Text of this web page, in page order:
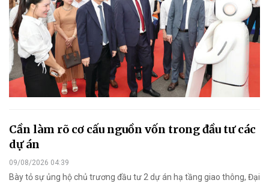
Cần làm rõ cơ cấu nguồn vốn trong đầu tư các
dự án
09/08/2026 04:39
Bày tỏ sự ủng hộ chủ trương đầu tư 2 dự án hạ tầng giao thông, Đại